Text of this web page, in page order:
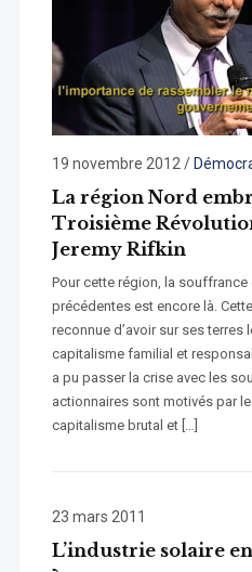
19 novembre 2012/
La région Nord
Troisième
Jeremy Rifkin
Pour cette région, la
précédentes est encore là.
reconnue d’avoir sur ses
capitalisme familial et
a pu passer la crise avec les
actionnaires sont motivés par
capitalisme brutal et […]
23 mars 2011
L’industrie solaire